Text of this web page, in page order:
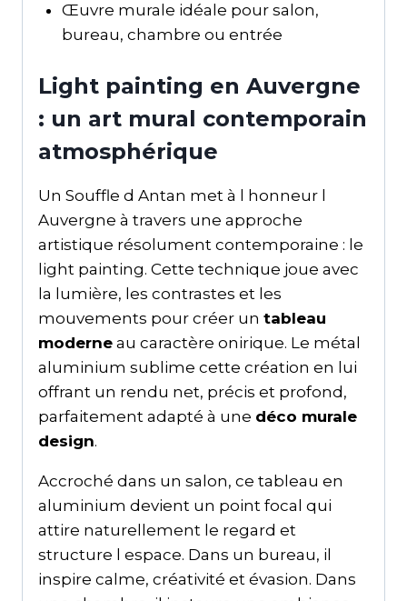
Œuvre murale idéale pour salon,
bureau, chambre ou entrée
Light painting en Auvergne
: un art mural contemporain
atmosphérique
Un Souffle d Antan met à l honneur l
Auvergne à travers une approche
artistique résolument contemporaine : le
light painting. Cette technique joue avec
la lumière, les contrastes et les
mouvements pour créer un tableau
moderne au caractère onirique. Le métal
aluminium sublime cette création en lui
offrant un rendu net, précis et profond,
parfaitement adapté à une déco murale
design.
Accroché dans un salon, ce tableau en
aluminium devient un point focal qui
attire naturellement le regard et
structure l espace. Dans un bureau, il
inspire calme, créativité et évasion. Dans